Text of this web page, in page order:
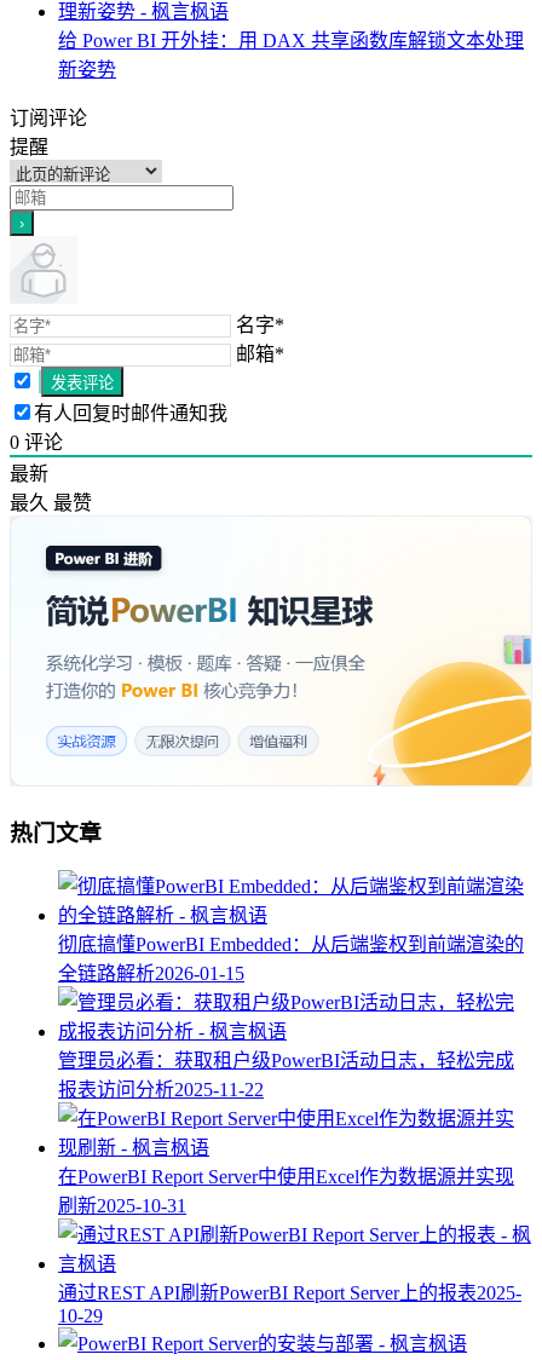
给 Power BI 开外挂：用 DAX 共享函数库解锁文本处理
新姿势
订阅评论
提醒
名字*
邮箱*
有人回复时邮件通知我
0 评论
最新
最久 最赞
热门文章
彻底搞懂PowerBI Embedded：从后端鉴权到前端渲染的
全链路解析2026-01-15
管理员必看：获取租户级PowerBI活动日志，轻松完成
报表访问分析2025-11-22
在PowerBI Report Server中使用Excel作为数据源并实现
刷新2025-10-31
通过REST API刷新PowerBI Report Server上的报表2025-
10-29